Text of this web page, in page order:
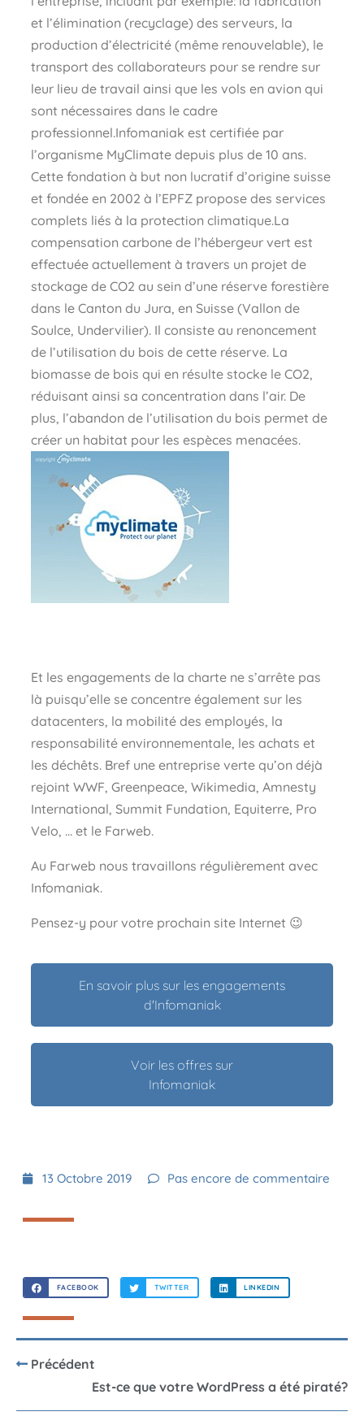
et l’élimination (recyclage) des serveurs, la
production d’électricité (même renouvelable), le
transport des collaborateurs pour se rendre sur
leur lieu de travail ainsi que les vols en avion qui
sont nécessaires dans le cadre
professionnel.Infomaniak est certifiée par
l’organisme MyClimate depuis plus de 10 ans.
Cette fondation à but non lucratif d’origine suisse
et fondée en 2002 à l’EPFZ propose des services
complets liés à la protection climatique.La
compensation carbone de l’hébergeur vert est
effectuée actuellement à travers un projet de
stockage de CO2 au sein d’une réserve forestière
dans le Canton du Jura, en Suisse (Vallon de
Soulce, Undervilier). Il consiste au renoncement
de l’utilisation du bois de cette réserve. La
biomasse de bois qui en résulte stocke le CO2,
réduisant ainsi sa concentration dans l’air. De
plus, l’abandon de l’utilisation du bois permet de
créer un habitat pour les espèces menacées.
Et les engagements de la charte ne s’arrête pas
là puisqu’elle se concentre également sur les
datacenters, la mobilité des employés, la
responsabilité environnementale, les achats et
les déchêts. Bref une entreprise verte qu’on déjà
rejoint WWF, Greenpeace, Wikimedia, Amnesty
International, Summit Fundation, Equiterre, Pro
Velo, … et le Farweb.
Au Farweb nous travaillons régulièrement avec
Infomaniak.
Pensez-y pour votre prochain site Internet 😉
En savoir plus sur les engagements
d'Infomaniak
Voir les offres sur
Infomaniak
13 Octobre 2019 Pas encore de commentaire
FACEBOOK TWITTER LINKEDIN
Précédent
Est-ce que votre WordPress a été piraté?